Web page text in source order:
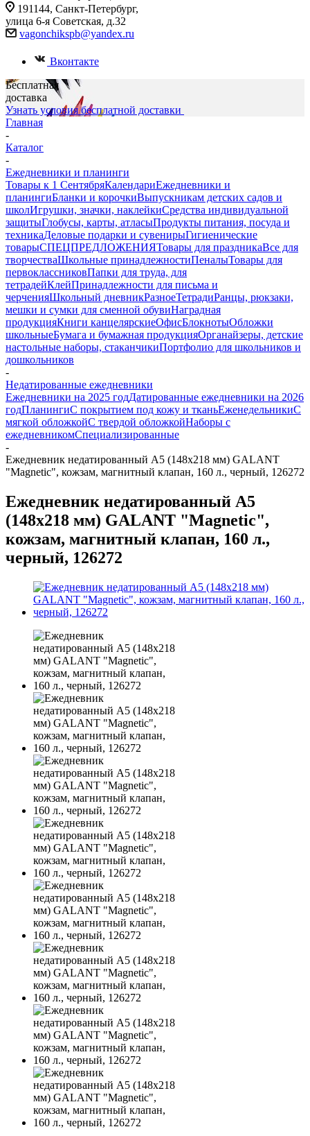
191144, Санкт-Петербург,
улица 6-я Советская, д.32
vagonchikspb@yandex.ru
Вконтакте
Бесплатная
доставка
Узнать условия бесплатной доставки
Главная
-
Каталог
-
Ежедневники и планинги
Товары к 1 СентябряКалендариЕжедневники и
планингиБланки и корочкиВыпускникам детских садов и
школИгрушки, значки, наклейкиСредства индивидуальной
защитыГлобусы, карты, атласыПродукты питания, посуда и
техникаДеловые подарки и сувенирыГигиенические
товарыСПЕЦПРЕДЛОЖЕНИЯТовары для праздникаВсе для
творчестваШкольные принадлежностиПеналыТовары для
первоклассниковПапки для труда, для
тетрадейКлейПринадлежности для письма и
черченияШкольный дневникРазноеТетрадиРанцы, рюкзаки,
мешки и сумки для сменной обувиНаградная
продукцияКниги канцелярскиеОфисБлокнотыОбложки
школьныеБумага и бумажная продукцияОрганайзеры, детские
настольные наборы, стаканчикиПортфолио для школьников и
дошкольников
-
Недатированные ежедневники
Ежедневники на 2025 годДатированные ежедневники на 2026
годПланингиС покрытием под кожу и тканьЕженедельникиС
мягкой обложкойС твердой обложкойНаборы с
ежедневникомСпециализированные
-
Ежедневник недатированный А5 (148х218 мм) GALANT
"Magnetic", кожзам, магнитный клапан, 160 л., черный, 126272
Ежедневник недатированный А5
(148х218 мм) GALANT "Magnetic",
кожзам, магнитный клапан, 160 л.,
черный, 126272